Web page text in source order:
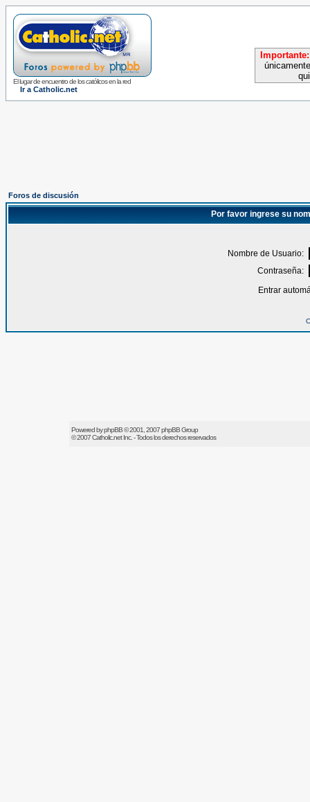
El lugar de encuentro de los católicos en la red
Ir a Catholic.net
Importante:
Foros de discusión
Por favor ingrese su
Nombre de Usuario:
Contraseña:
Entrar
Powered byphpBB© 2001, 2007 phpBB Group
© 2007Catholic.netInc. - Todos los derechos reservados